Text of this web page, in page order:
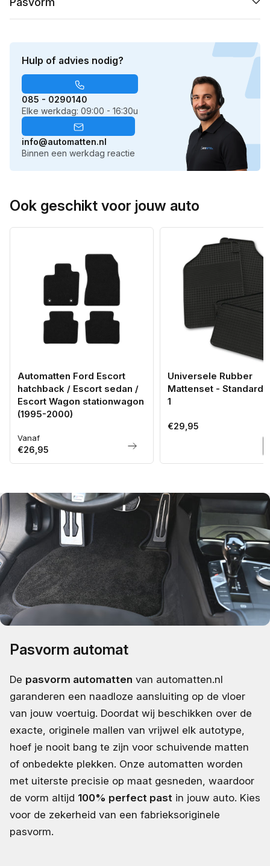
Hulp of advies nodig?
085 - 0290140
Elke werkdag: 09:00 - 16:30u
info@automatten.nl
Binnen een werkdag reactie
Ook geschikt voor jouw auto
Automatten Ford Escort
hatchback / Escort sedan /
Escort Wagon stationwagon
(1995-2000)
Normale
prijs
Vanaf
€26,95
Universele Rubber
Mattenset - Standard
1
Normale
€29,95
Pasvorm automat
De pasvorm automatten van automatten.nl
garanderen een naadloze aansluiting op de vloer
van jouw voertuig. Doordat wij beschikken over de
exacte, originele mallen van vrijwel elk autotype,
hoef je nooit bang te zijn voor schuivende matten
of onbedekte plekken. Onze automatten worden
met uiterste precisie op maat gesneden, waardoor
de vorm altijd 100% perfect past in jouw auto. Kies
voor de zekerheid van een fabrieksoriginele
pasvorm.